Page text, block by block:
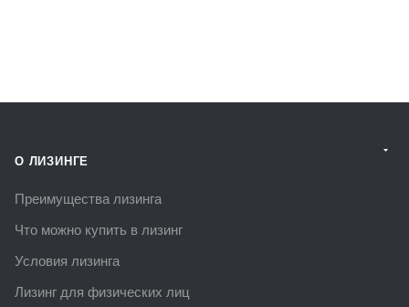
О ЛИЗИНГЕ
Преимущества лизинга
Что можно купить в лизинг
Условия лизинга
Лизинг для физических лиц